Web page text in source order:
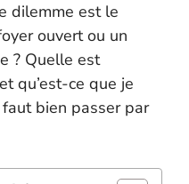
dilemme est le
ouvert ou un
? Quelle est
qu’est-ce que je
bien passer par